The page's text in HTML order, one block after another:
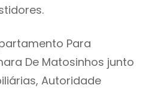
Para
De Matosinhos junto
Autoridade